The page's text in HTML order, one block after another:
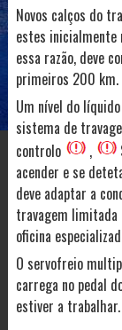
Novos calços do
estes inicialmente
essa razão, deve
primeiros 200 km.
Um nível do
sistema de
controlo
,
acender e se
deve adaptar a
travagem limitada
oficina
O servofreio
carrega no pedal
estiver a trabalhar.